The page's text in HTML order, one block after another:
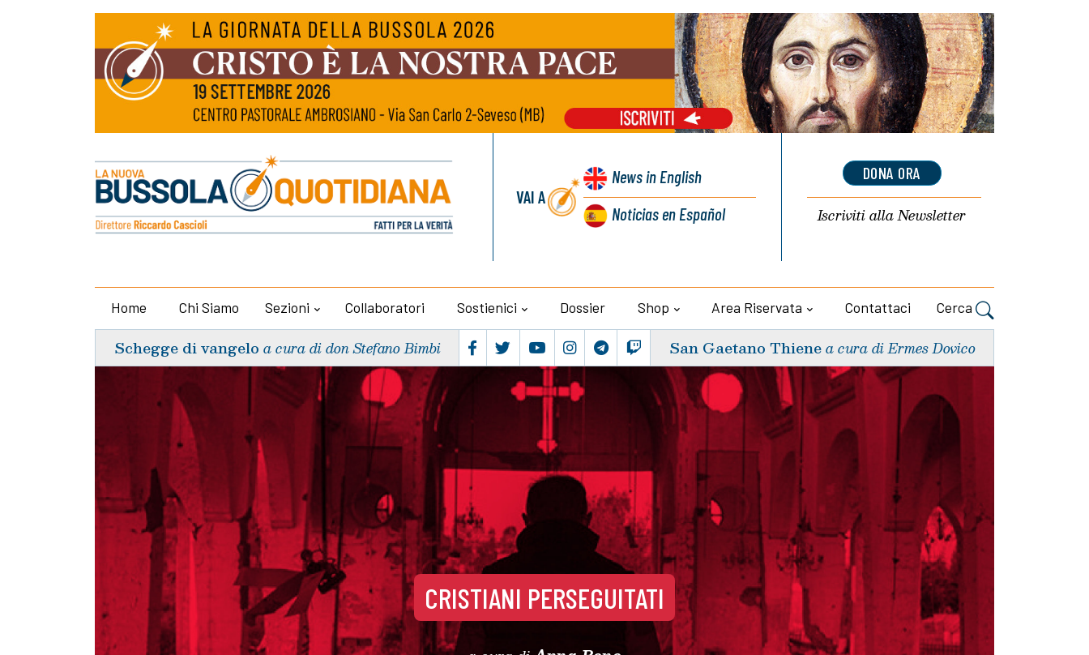
VAI A
Newsin English
Noticiasen Español
DONA ORA
Iscriviti allaNewsletter
Home Chi Siamo Sezioni Collaboratori Sostienici Dossier Shop Area Riservata Contattaci Cerca
Schegge di vangelo a cura di don Stefano Bimbi San Gaetano Thiene a cura di Ermes Dovico
CRISTIANI PERSEGUITATI